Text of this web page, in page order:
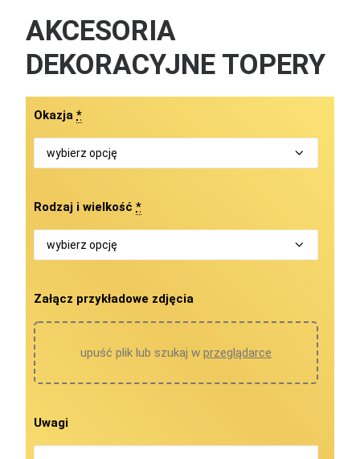
AKCESORIA
DEKORACYJNE TOPERY
Okazja *
Rodzaj i wielkość *
Załącz przykładowe zdjęcia
upuść plik lub szukaj w przeglądarce
Uwagi